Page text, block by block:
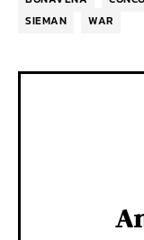
SIEMAN
WAR